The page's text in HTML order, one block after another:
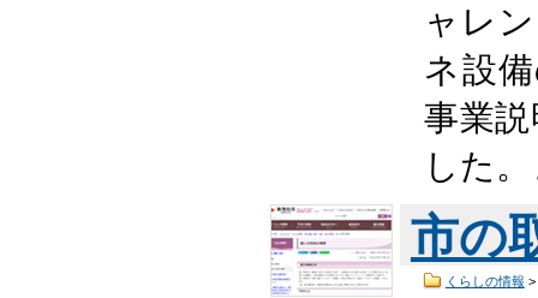
ャレ
ネ設
事業
した
市の
くらしの情報 >